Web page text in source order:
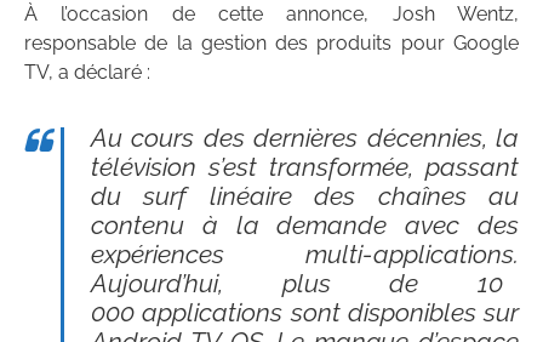
À l’occasion de cette annonce, Josh Wentz,
responsable de la gestion des produits pour Google
TV, a déclaré :
Au cours des dernières décennies, la
télévision s’est transformée, passant
du surf linéaire des chaînes au
contenu à la demande avec des
expériences multi-applications.
Aujourd’hui, plus de 10
000 applications sont disponibles sur